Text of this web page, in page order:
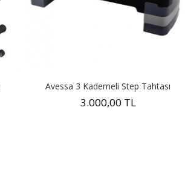
Avessa 3 Kademeli Step Tahtası
3.000,00 TL